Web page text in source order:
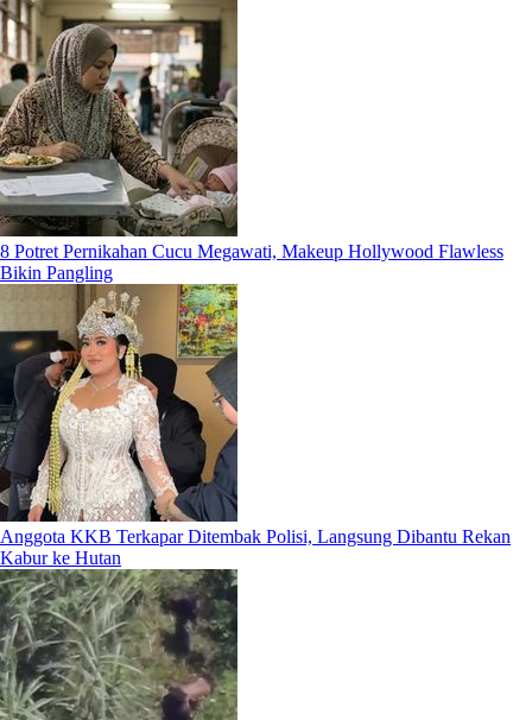
8 Potret Pernikahan Cucu Megawati, Makeup Hollywood Flawless
Bikin Pangling
Anggota KKB Terkapar Ditembak Polisi, Langsung Dibantu Rekan
Kabur ke Hutan